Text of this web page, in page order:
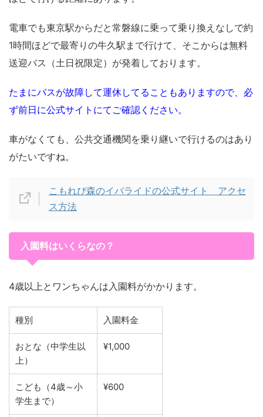
電車でも東京駅からだと常磐線に乗って乗り換えなしで約
1時間ほどで最寄りの牛久駅まで行けて、そこからは無料
送迎バス（土日祝限定）が発着しております。
たまにバスが故障して運休してることもありますので、必
ず前日に公式サイトにてご確認ください。
車がなくても、公共交通機関を乗り継いで行けるのはあり
がたいですね。
こもれび森のイバライドの公式サイト アクセ
ス方法
入園料はいくらなの？
4歳以上とワンちゃんは入園料がかかります。
種別 入園料金
おとな（中学生以
上）
¥1,000
こども（4歳～小
学生まで）
¥600